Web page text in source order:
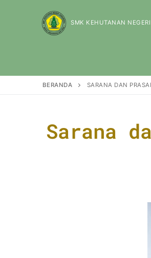
SMK KEHUTANAN
BERANDA SARANA DAN
Sarana